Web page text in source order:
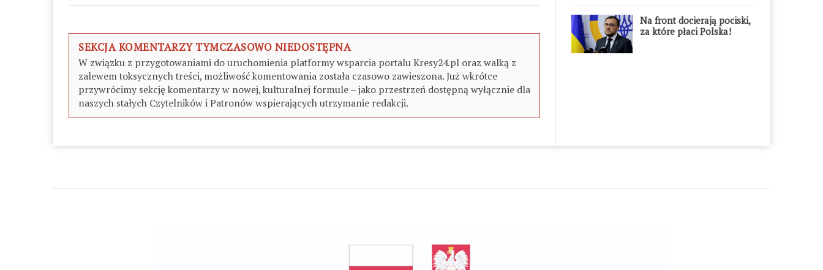
SEKCJA KOMENTARZY TYMCZASOWO NIEDOSTĘPNA
W związku z przygotowaniami do uruchomienia platformy wsparcia portalu Kresy24.pl oraz walką z
zalewem toksycznych treści, możliwość komentowania została czasowo zawieszona. Już wkrótce
przywrócimy sekcję komentarzy w nowej, kulturalnej formule – jako przestrzeń dostępną wyłącznie dla
naszych stałych Czytelników i Patronów wspierających utrzymanie redakcji.
Na front docierają pociski,
za które płaci Polska!